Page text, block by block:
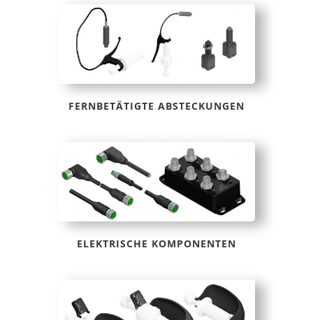
FERNBETÄTIGTE ABSTECKUNGEN
ELEKTRISCHE KOMPONENTEN